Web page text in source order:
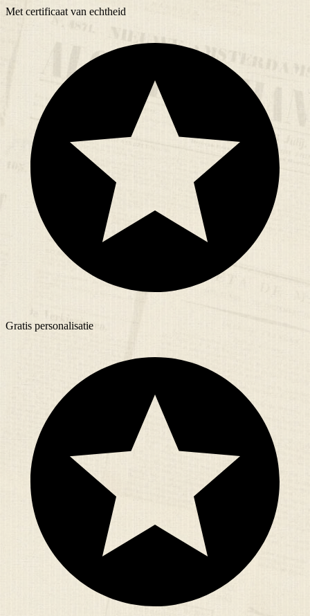
Met certificaat van echtheid
Gratis personalisatie